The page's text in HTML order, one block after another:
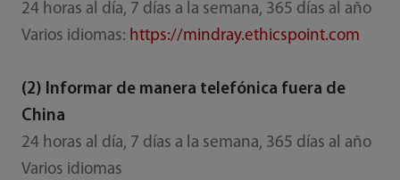
24 horas al día, 7 días a la semana, 365 días al año
Varios idiomas: https://mindray.ethicspoint.com
(2) Informar de manera telefónica fuera de
China
24 horas al día, 7 días a la semana, 365 días al año
Varios idiomas